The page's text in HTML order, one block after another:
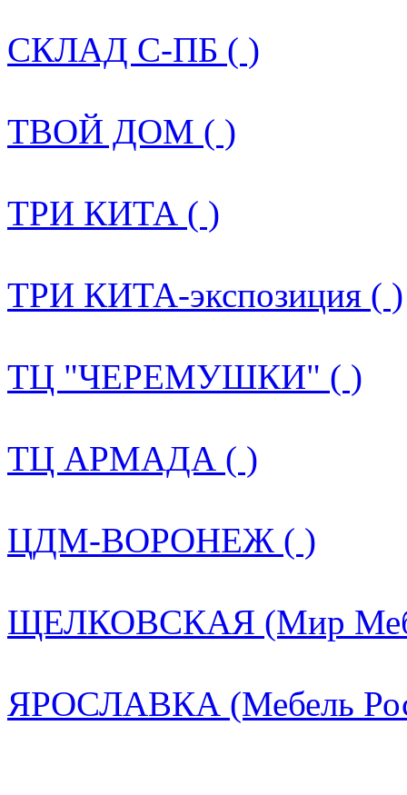
СКЛАД С-ПБ ( )
ТВОЙ ДОМ ( )
ТРИ КИТА ( )
ТРИ КИТА-экспозиция ( )
ТЦ "ЧЕРЕМУШКИ" ( )
ТЦ АРМАДА ( )
ЦДМ-ВОРОНЕЖ ( )
ЩЕЛКОВСКАЯ (Мир
ЯРОСЛАВКА (Мебель